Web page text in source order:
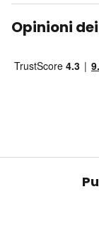
Opinioni